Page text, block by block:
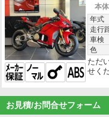
本
年式
走行
車検
色
ただ
せく
お見積/お問合せフォーム